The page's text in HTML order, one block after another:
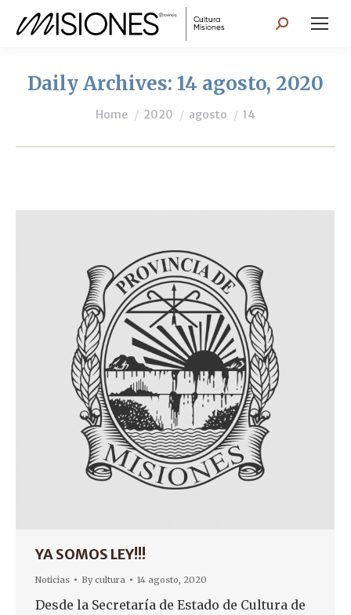
Search:
Daily Archives: 14 agosto, 2020
You are here:
Home 2020 agosto 14
YA SOMOS LEY!!!
Noticias Bycultura 14 agosto, 2020
Desde la Secretaría de Estado de Cultura de